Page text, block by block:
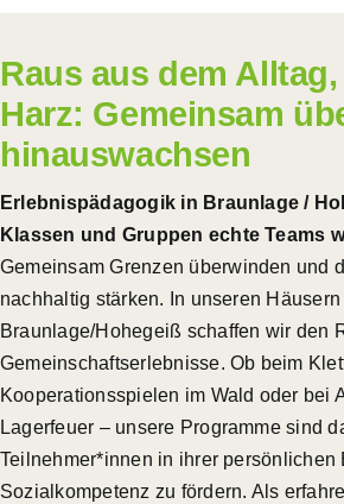
Raus aus dem
Harz: Gemeinsam
hinauswachsen
Erlebnispädagogik in Braunlage /
Klassen und Gruppen echte Teams
Gemeinsam Grenzen überwinden und
nachhaltig stärken. In unseren Häusern
Braunlage/Hohegeiß schaffen wir den
Gemeinschaftserlebnisse. Ob beim
Kooperationsspielen im Wald oder bei
Lagerfeuer – unsere Programme sind
Teilnehmer*innen in ihrer persönlichen
Sozialkompetenz zu fördern. Als